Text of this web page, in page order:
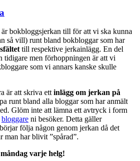
bokbloggsjerkan till för att vi ska kunna
så vill) runt bland bokbloggar som har
till respektive jerkainlägg. En del
tidigare men förhoppningen är att vi
som vi annars kanske skulle
är att skriva ett inlägg om jerkan på
runt bland alla bloggar som har anmält
Glöm inte att lämna ett avtryck i form
bloggare ni besöker. Detta gäller
följa någon genom jerkan då det
man har blivit ”spårad”.
varje helg!